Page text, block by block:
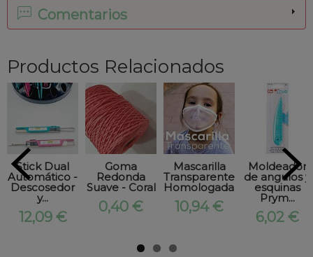
Comentarios
Productos Relacionados
Stick Dual
Automático -
Descosedor
y...
12,09 €
Goma
Redonda
Suave - Coral
0,40 €
Mascarilla
Transparente
Homologada...
10,94 €
Moldeador
de angulos y
esquinas
Prym...
6,02 €